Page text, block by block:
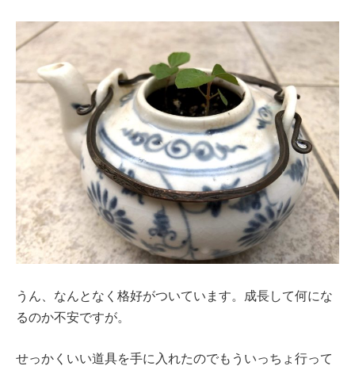
うん、なんとなく格好がついています。成長して何にな
るのか不安ですが。
せっかくいい道具を手に入れたのでもういっちょ行って